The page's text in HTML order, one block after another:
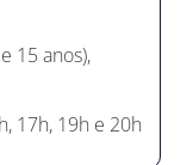
15 anos),
17h, 19h e 20h